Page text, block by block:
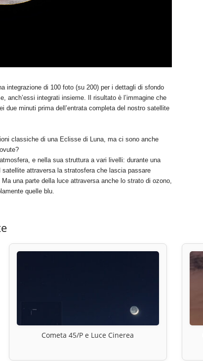
integrazione di 100 foto (su 200) per i dettagli di sfondo
anch’essi integrati insieme. Il risultato è l’immagine che
due minuti prima dell’entrata completa del nostro satellite
classiche di una Eclisse di Luna, ma ci sono anche
e nella sua struttura a vari livelli: durante una
attraversa la stratosfera che lascia passare
una parte della luce attraversa anche lo strato di ozono,
quelle blu.
Cometa 45/P e Luce Cinerea